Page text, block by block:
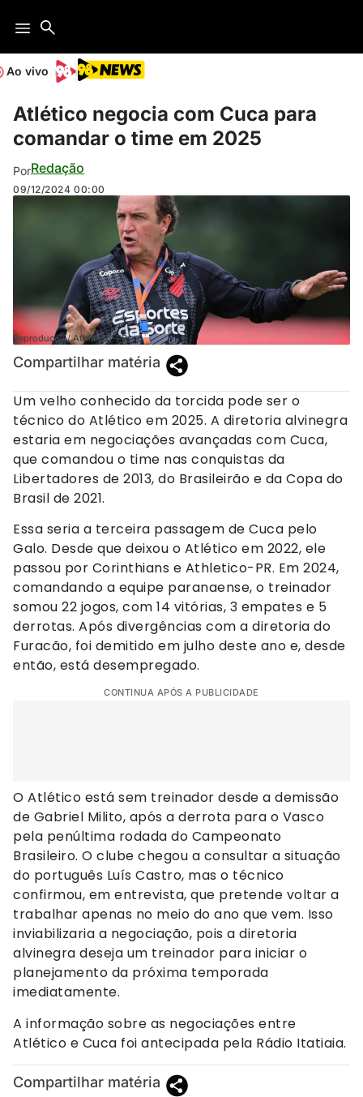
Ao vivo
Atlético negocia com Cuca para
comandar o time em 2025
PorRedação
09/12/2024 00:00
Reprodução / Athletico-PR
Compartilhar matéria
Um velho conhecido da torcida pode ser o
técnico do Atlético em 2025. A diretoria alvinegra
estaria em negociações avançadas com Cuca,
que comandou o time nas conquistas da
Libertadores de 2013, do Brasileirão e da Copa do
Brasil de 2021.
Essa seria a terceira passagem de Cuca pelo
Galo. Desde que deixou o Atlético em 2022, ele
passou por Corinthians e Athletico-PR. Em 2024,
comandando a equipe paranaense, o treinador
somou 22 jogos, com 14 vitórias, 3 empates e 5
derrotas. Após divergências com a diretoria do
Furacão, foi demitido em julho deste ano e, desde
então, está desempregado.
CONTINUA APÓS A PUBLICIDADE
O Atlético está sem treinador desde a demissão
de Gabriel Milito, após a derrota para o Vasco
pela penúltima rodada do Campeonato
Brasileiro. O clube chegou a consultar a situação
do português Luís Castro, mas o técnico
confirmou, em entrevista, que pretende voltar a
trabalhar apenas no meio do ano que vem. Isso
inviabilizaria a negociação, pois a diretoria
alvinegra deseja um treinador para iniciar o
planejamento da próxima temporada
imediatamente.
A informação sobre as negociações entre
Atlético e Cuca foi antecipada pela Rádio Itatiaia.
Compartilhar matéria